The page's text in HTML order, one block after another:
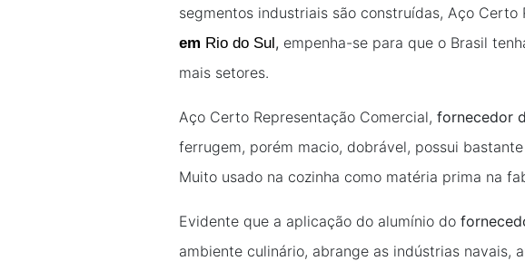
segmentos industriais são construídas, Aço Certo
em Rio do Sul, empenha-se para que o Brasil
mais setores.
Aço Certo Representação Comercial, fornecedor
ferrugem, porém macio, dobrável, possui
Muito usado na cozinha como matéria prima na
Evidente que a aplicação do alumínio do
ambiente culinário, abrange as indústrias navais,